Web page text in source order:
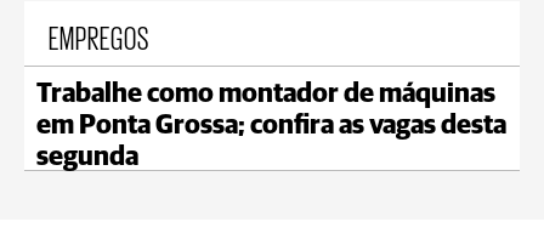
EMPREGOS
Trabalhe como montador de máquinas
em Ponta Grossa; confira as vagas desta
segunda